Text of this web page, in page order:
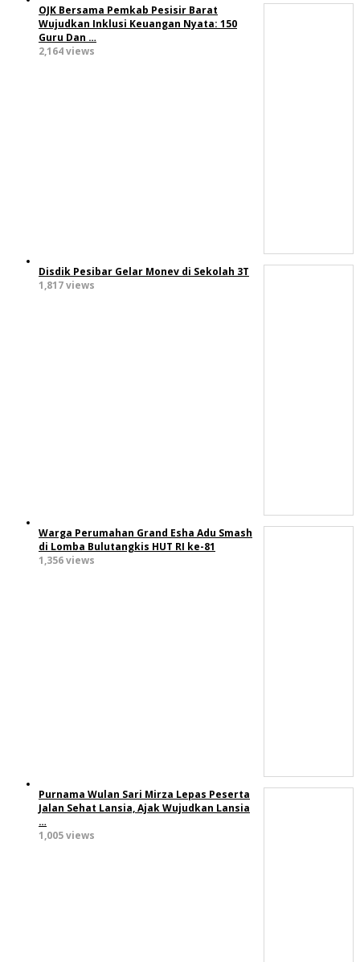
OJK Bersama Pemkab Pesisir Barat
Wujudkan Inklusi Keuangan Nyata: 150
Guru Dan …
2,164 views
Disdik Pesibar Gelar Monev di Sekolah 3T
1,817 views
Warga Perumahan Grand Esha Adu Smash
di Lomba Bulutangkis HUT RI ke-81
1,356 views
Purnama Wulan Sari Mirza Lepas Peserta
Jalan Sehat Lansia, Ajak Wujudkan Lansia
…
1,005 views